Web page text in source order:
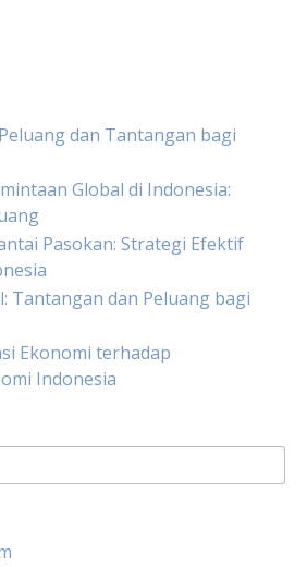
dan Tantangan bagi
Global di Indonesia:
Pasokan: Strategi Efektif
Tantangan dan Peluang bagi
Ekonomi terhadap
Indonesia